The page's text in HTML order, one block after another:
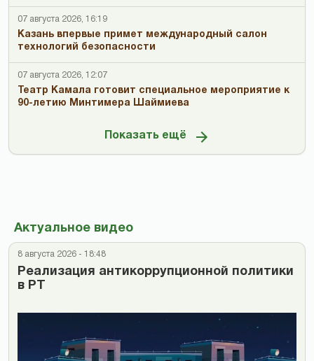
07 августа 2026, 16:19
Казань впервые примет международный салон
технологий безопасности
07 августа 2026, 12:07
Театр Камала готовит специальное мероприятие к
90-летию Минтимера Шаймиева
Показать ещё
Актуальное видео
8 августа 2026 - 18:48
Реализация антикоррупционной политики
в РТ